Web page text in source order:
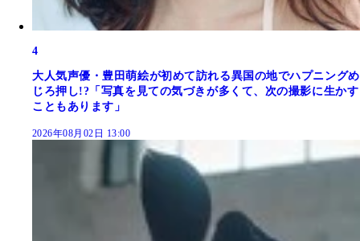
4
大人気声優・豊田萌絵が初めて訪れる異国の地でハプニングめ
じろ押し!?「写真を見ての気づきが多くて、次の撮影に生かす
こともあります」
2026年08月02日 13:00